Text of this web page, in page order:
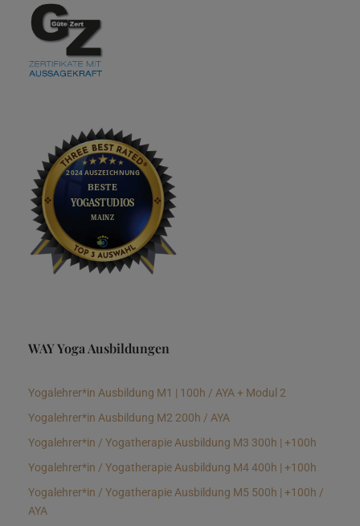
WAY Yoga Ausbildungen
Yogalehrer*in Ausbildung M1 | 100h / AYA + Modul 2
Yogalehrer*in Ausbildung M2 200h / AYA
Yogalehrer*in / Yogatherapie Ausbildung M3 300h | +100h
Yogalehrer*in / Yogatherapie Ausbildung M4 400h | +100h
Yogalehrer*in / Yogatherapie Ausbildung M5 500h | +100h /
AYA